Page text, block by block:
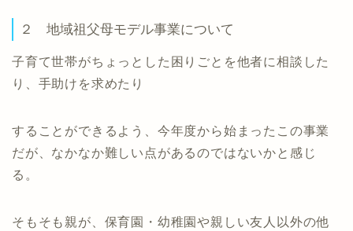
２ 地域祖父母モデル事業について
子育て世帯がちょっとした困りごとを他者に相談した
り、手助けを求めたり
することができるよう、今年度から始まったこの事業
だが、なかなか難しい点があるのではないかと感じ
る。
そもそも親が、保育園・幼稚園や親しい友人以外の他